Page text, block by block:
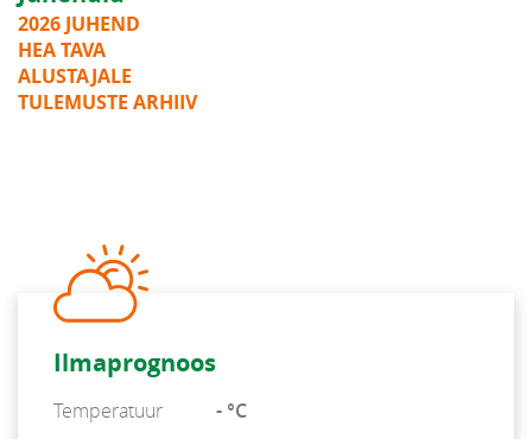
2026 JUHEND
HEA TAVA
ALUSTAJALE
TULEMUSTE ARHIIV
Ilmaprognoos
Temperatuur
- °C